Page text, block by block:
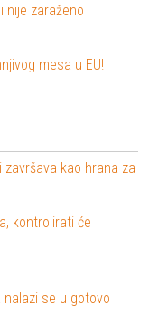
nije zaraženo
mesa u EU!
završava kao hrana za
kontrolirati će
se u gotovo